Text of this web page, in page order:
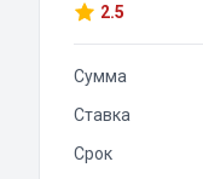
2.5
Сумма
Ставка
Срок